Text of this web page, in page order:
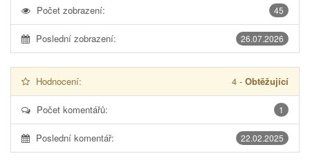
45
Počet zobrazení:
26.07.2026
Poslední zobrazení:
Hodnocení: 4 - Obtěžující
1
Počet komentářů:
22.02.2025
Poslední komentář: